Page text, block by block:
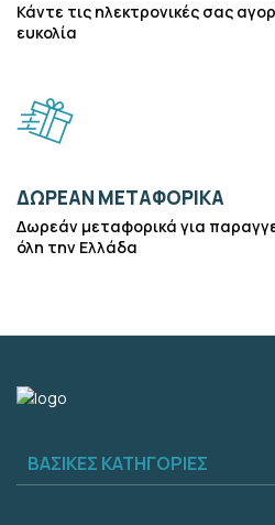
Κάντε τις ηλεκτρονικές σας
ευκολία
ΔΩΡΕΆΝ ΜΕΤΑΦΟΡΙΚΆ
Δωρεάν μεταφορικά για
όλη την Ελλάδα
ΒΑΣΙΚΈΣ ΚΑΤΗΓΟΡΊΕΣ